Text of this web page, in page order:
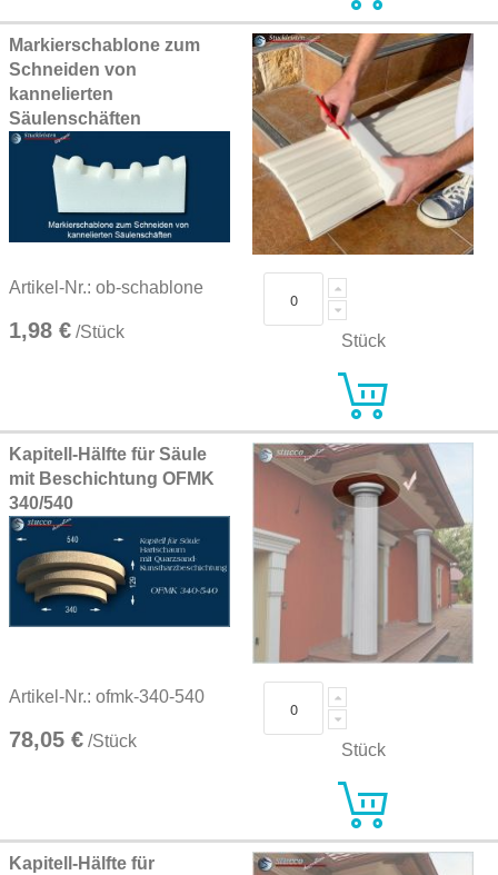
Markierschablone zum
Schneiden von
kannelierten
Säulenschäften
Artikel-Nr.: ob-schablone
1,98 € /Stück Stück
Kapitell-Hälfte für Säule
mit Beschichtung OFMK
340/540
Artikel-Nr.: ofmk-340-540
78,05 € /Stück Stück
Kapitell-Hälfte für